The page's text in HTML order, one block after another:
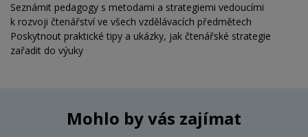
Seznámit pedagogy s metodami a strategiemi vedoucími
k rozvoji čtenářství ve všech vzdělávacích předmětech
Poskytnout praktické tipy a ukázky, jak čtenářské strategie
zařadit do výuky
Mohlo by vás zajímat